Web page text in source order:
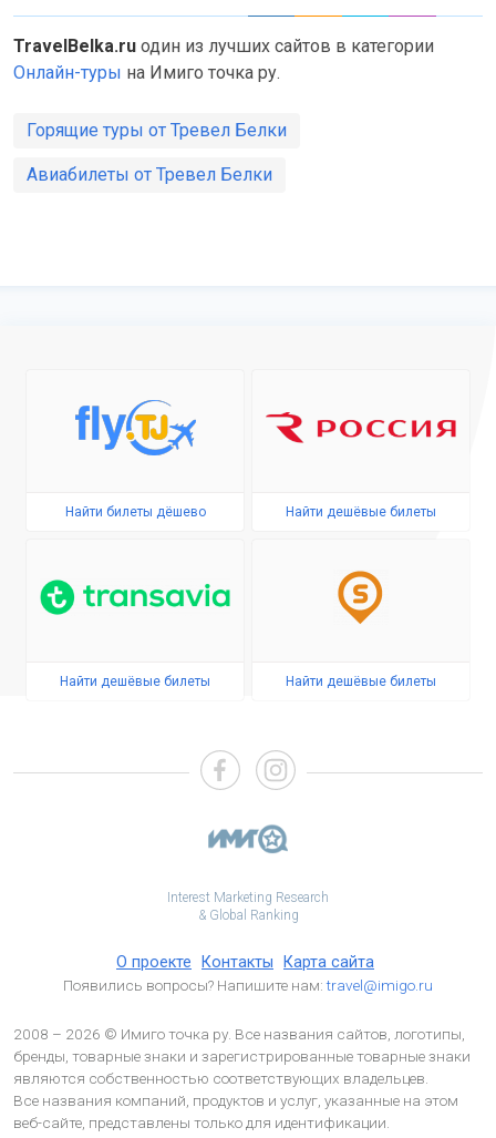
TravelBelka.ru один из лучших сайтов в категории
Онлайн-туры на Имиго точка ру.
Горящие туры от Тревел Белки
Авиабилеты от Тревел Белки
Найти билеты дёшево Найти дешёвые билеты
Найти дешёвые билеты Найти дешёвые билеты
Interest Marketing Research
& Global Ranking
О проекте Контакты Карта сайта
Появились вопросы? Напишите нам:travel@imigo.ru
2008 – 2026 © Имиго точка ру. Все названия сайтов, логотипы,
бренды, товарные знаки и зарегистрированные товарные знаки
являются собственностью соответствующих владельцев.
Все названия компаний, продуктов и услуг, указанные на этом
веб-сайте, представлены только для идентификации.